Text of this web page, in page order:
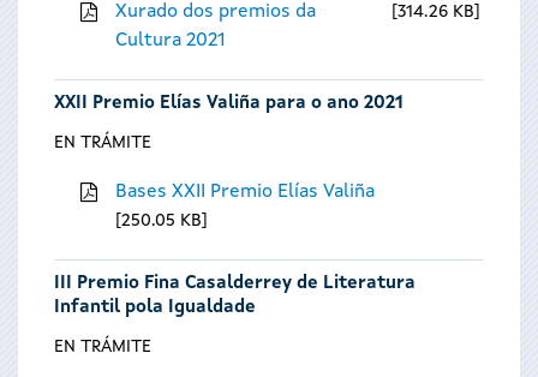
Xurado dos premios da
Cultura 2021
314.26 KB
XXII Premio Elías Valiña para o ano 2021
EN TRÁMITE
Bases XXII Premio Elías Valiña
250.05 KB
III Premio Fina Casalderrey de Literatura
Infantil pola Igualdade
EN TRÁMITE